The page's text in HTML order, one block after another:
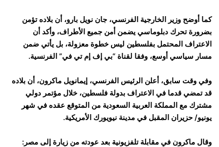
كما أوضح وزير الخارجية الفرنسي، جان نويل بارو، أن بلاده تؤمن
بضرورة تحرك دبلوماسي يضمن أمن جميع الأطراف، وأكد أن
الاعتراف المحتمل بفلسطين ليس خطوة معزولة، بل يأتي ضمن
مسار سياسي أوسع، وفقا لقناة “بي إف إم تي في” الفرنسية.
وفي وقت سابق، أعلن الرئيس الفرنسي، إيمانويل ماكرون، أن بلاده
قد تمضي قدما في الاعتراف بدولة فلسطين، خلال مؤتمر دولي
مشترك مع المملكة العربية السعودية من المتوقع عقده في شهر
يونيو/ حزيران المقبل في مدينة نيويورك الأمريكية.
وقال ماكرون في مقابلة تلفزيونية بعد عودته من زيارة إلى مصر: